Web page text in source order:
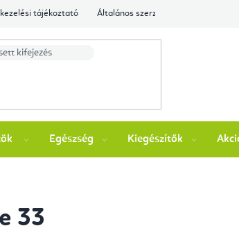
tájékoztató Általános szerződési feltételek
Egészség Kiegészítők
33